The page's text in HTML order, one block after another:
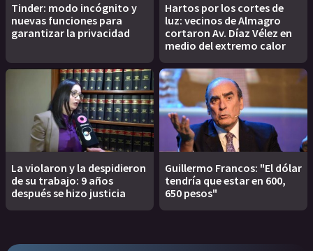
Tinder: modo incógnito y
nuevas funciones para
garantizar la privacidad
Hartos por los cortes de
luz: vecinos de Almagro
cortaron Av. Díaz Vélez en
medio del extremo calor
La violaron y la despidieron
de su trabajo: 9 años
después se hizo justicia
Guillermo Francos: "El dólar
tendría que estar en 600,
650 pesos"